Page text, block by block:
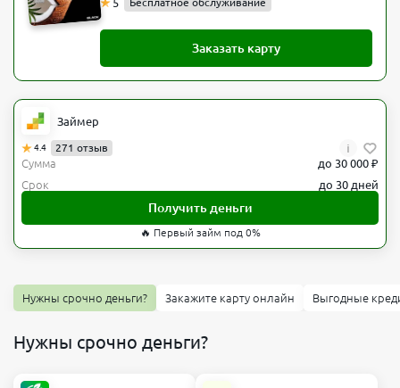
5
Заказать карту
Займер
4.4 271 отзыв i
Сумма
до 30 000 ₽
Срок
до 30 дней
Получить деньги
🔥 Первый займ под 0%
Нужны срочно деньги? Закажите карту онлайн Выгодные
Нужны срочно деньги?